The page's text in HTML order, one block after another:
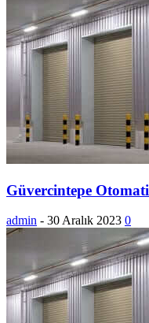
Güvercintepe
admin - 30 Aralık 2023 0